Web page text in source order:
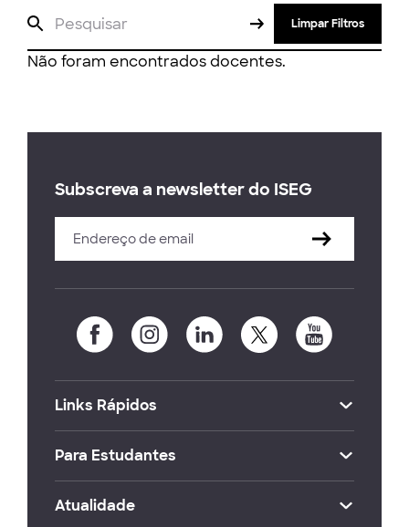
Limpar Filtros
Não foram encontrados docentes.
Subscreva a newsletter do ISEG
Links Rápidos
Para Estudantes
Atualidade